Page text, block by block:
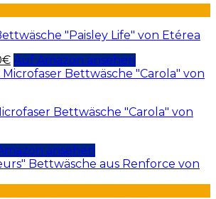
"Paisley Life" von Etérea
€ Auf Amazon ansehen
Bettwäsche "Carola" von
ansehen